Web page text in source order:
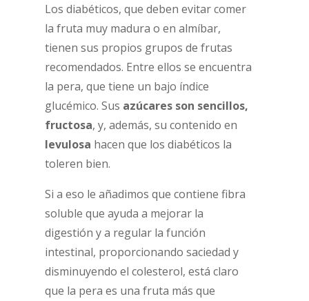
Los diabéticos, que deben evitar comer
la fruta muy madura o en almíbar,
tienen sus propios grupos de frutas
recomendados. Entre ellos se encuentra
la pera, que tiene un bajo índice
glucémico. Sus azúcares son sencillos,
fructosa, y, además, su contenido en
levulosa hacen que los diabéticos la
toleren bien.
Si a eso le añadimos que contiene fibra
soluble que ayuda a mejorar la
digestión y a regular la función
intestinal, proporcionando saciedad y
disminuyendo el colesterol, está claro
que la pera es una fruta más que